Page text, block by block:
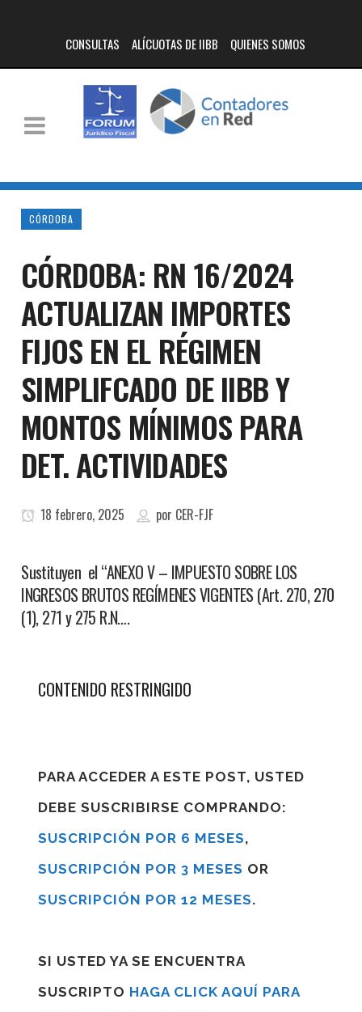
CONSULTAS ALÍCUOTAS DE IIBB QUIENES SOMOS
CÓRDOBA
CÓRDOBA: RN 16/2024
ACTUALIZAN IMPORTES
FIJOS EN EL RÉGIMEN
SIMPLIFCADO DE IIBB Y
MONTOS MÍNIMOS PARA
DET. ACTIVIDADES
18 febrero, 2025 por CER-FJF
Sustituyen el “ANEXO V – IMPUESTO SOBRE LOS
INGRESOS BRUTOS REGÍMENES VIGENTES (Art. 270, 270
(1), 271 y 275 R.N….
CONTENIDO RESTRINGIDO
PARA ACCEDER A ESTE POST, USTED
DEBE SUSCRIBIRSE COMPRANDO:
SUSCRIPCIÓN POR 6 MESES,
SUSCRIPCIÓN POR 3 MESES OR
SUSCRIPCIÓN POR 12 MESES.
SI USTED YA SE ENCUENTRA
SUSCRIPTO HAGA CLICK AQUÍ PARA